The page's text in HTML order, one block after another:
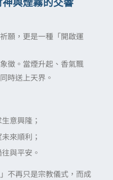
願，更是一種「開啟運
徵。當煙升起、香氣飄
時送上天界。
意興隆；
來順利；
與平安。
不再只是宗教儀式，而成